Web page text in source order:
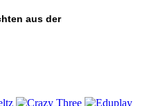
aus der